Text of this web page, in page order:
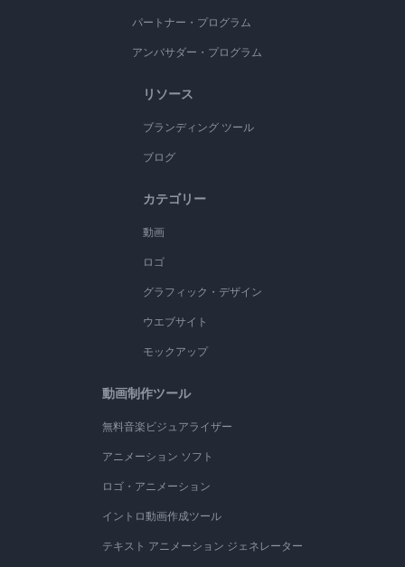
パートナー・プログラム
アンバサダー・プログラム
リソース
ブランディング ツール
ブログ
カテゴリー
動画
ロゴ
グラフィック・デザイン
ウエブサイト
モックアップ
動画制作ツール
無料音楽ビジュアライザー
アニメーション ソフト
ロゴ・アニメーション
イントロ動画作成ツール
テキスト アニメーション ジェネレーター